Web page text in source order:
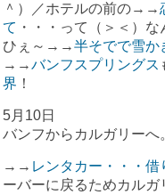
＾）／ホテルの前の→→
て ・・・って（＞＜）
ひぇ～→→半そでで雪か
→→バンフスプリングス
界 ！
5月10日
バンフからカルガリーへ
→→ レンタカー・・・
ーバーに戻るためカル